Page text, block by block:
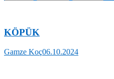
KÖPÜK
Gamze Koç06.10.2024